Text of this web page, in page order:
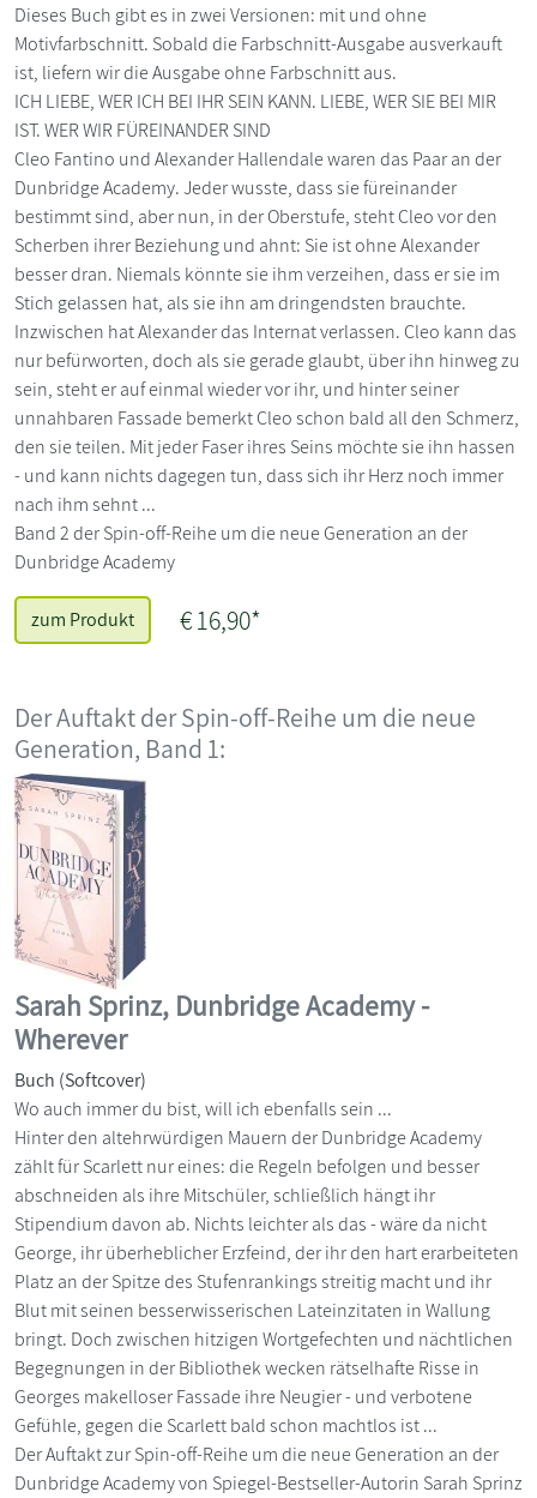
Dieses Buch gibt es in zwei Versionen: mit und ohne
Motivfarbschnitt. Sobald die Farbschnitt-Ausgabe ausverkauft
ist, liefern wir die Ausgabe ohne Farbschnitt aus.
ICH LIEBE, WER ICH BEI IHR SEIN KANN. LIEBE, WER SIE BEI MIR
IST. WER WIR FÜREINANDER SIND
Cleo Fantino und Alexander Hallendale waren das Paar an der
Dunbridge Academy. Jeder wusste, dass sie füreinander
bestimmt sind, aber nun, in der Oberstufe, steht Cleo vor den
Scherben ihrer Beziehung und ahnt: Sie ist ohne Alexander
besser dran. Niemals könnte sie ihm verzeihen, dass er sie im
Stich gelassen hat, als sie ihn am dringendsten brauchte.
Inzwischen hat Alexander das Internat verlassen. Cleo kann das
nur befürworten, doch als sie gerade glaubt, über ihn hinweg zu
sein, steht er auf einmal wieder vor ihr, und hinter seiner
unnahbaren Fassade bemerkt Cleo schon bald all den Schmerz,
den sie teilen. Mit jeder Faser ihres Seins möchte sie ihn hassen
- und kann nichts dagegen tun, dass sich ihr Herz noch immer
nach ihm sehnt ...
Band 2 der Spin-off-Reihe um die neue Generation an der
Dunbridge Academy
zum Produkt € 16,90*
Der Auftakt der Spin-off-Reihe um die neue
Generation, Band 1:
Sarah Sprinz, Dunbridge Academy -
Wherever
Buch (Softcover)
Wo auch immer du bist, will ich ebenfalls sein ...
Hinter den altehrwürdigen Mauern der Dunbridge Academy
zählt für Scarlett nur eines: die Regeln befolgen und besser
abschneiden als ihre Mitschüler, schließlich hängt ihr
Stipendium davon ab. Nichts leichter als das - wäre da nicht
George, ihr überheblicher Erzfeind, der ihr den hart erarbeiteten
Platz an der Spitze des Stufenrankings streitig macht und ihr
Blut mit seinen besserwisserischen Lateinzitaten in Wallung
bringt. Doch zwischen hitzigen Wortgefechten und nächtlichen
Begegnungen in der Bibliothek wecken rätselhafte Risse in
Georges makelloser Fassade ihre Neugier - und verbotene
Gefühle, gegen die Scarlett bald schon machtlos ist ...
Der Auftakt zur Spin-off-Reihe um die neue Generation an der
Dunbridge Academy von Spiegel-Bestseller-Autorin Sarah Sprinz